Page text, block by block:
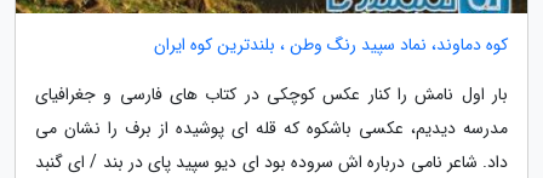
کوه دماوند، نماد سپید رنگ وطن ، بلندترین کوه ایران
بار اول نامش را کنار عکس کوچکی در کتاب های فارسی و جغرافیای
مدرسه دیدیم، عکسی باشکوه که قله ای پوشیده از برف را نشان می
داد. شاعر نامی درباره اش سروده بود ای دیو سپید پای در بند / ای گنبد